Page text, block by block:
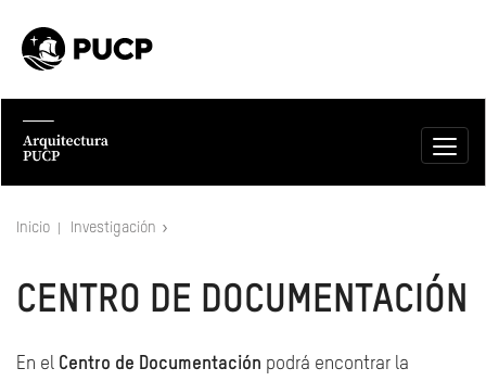
Inicio Investigación
CENTRO DE DOCUMENTACIÓN
En el Centro de Documentación podrá encontrar la